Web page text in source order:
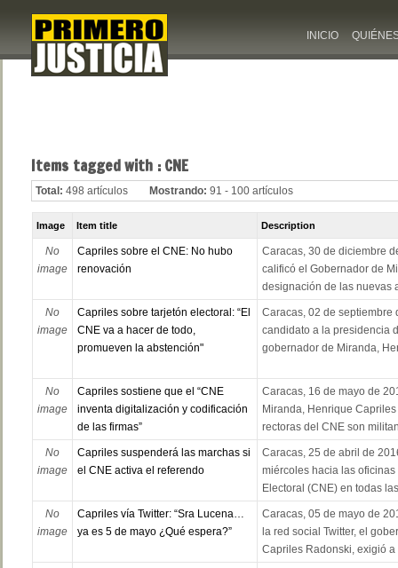
INICIO
Items tagged with : CNE
Total: 498 artículos Mostrando: 91 - 100 artículos
Image Item title Description
No
image
Capriles sobre el CNE: No hubo
renovación
Caracas, 30 de diciembre
calificó el Gobernador de
designación de las nuevas
No
image
Capriles sobre tarjetón electoral: “El
CNE va a hacer de todo,
promueven la abstención"
Caracas, 02 de septiembre
candidato a la presidencia
gobernador de Miranda,
No
image
Capriles sostiene que el “CNE
inventa digitalización y codificación
de las firmas”
Caracas, 16 de mayo de
Miranda, Henrique
rectoras del CNE son
No
image
Capriles suspenderá las marchas si
el CNE activa el referendo
Caracas, 25 de abril de
miércoles hacia las
Electoral (CNE) en todas
No
image
Capriles vía Twitter: “Sra Lucena…
ya es 5 de mayo ¿Qué espera?”
Caracas, 05 de mayo de
la red social Twitter, el
Capriles Radonski, exigió a